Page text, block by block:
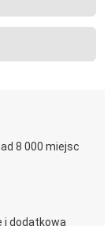
8 000 miejsc
i dodatkowa